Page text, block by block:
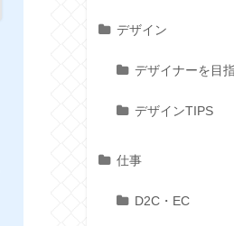
デザイン
デザイナーを目
デザインTIPS
仕事
D2C・EC